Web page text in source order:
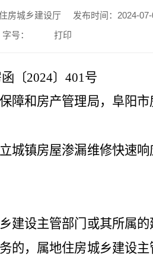
房城乡建设厅
发布时间：2024-
字号：
打印
〔2024〕 401号
障和房产管理局，阜阳
镇房屋渗漏维修快速响
建设主管部门或其所属
的，属地住房城乡建设